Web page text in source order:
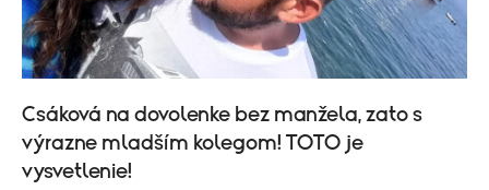
Csáková na dovolenke bez manžela, zato s
výrazne mladším kolegom! TOTO je
vysvetlenie!